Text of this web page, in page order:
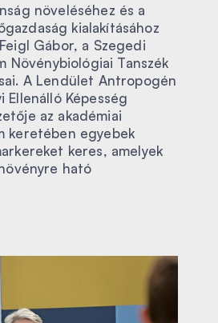
növeléséhez és a
kialakításához
Gábor, a Szegedi
Növénybiológiai Tanszék
A Lendület Antropogén
Ellenálló Képesség
az akadémiai
keretében egyebek
keres, amelyek
ható